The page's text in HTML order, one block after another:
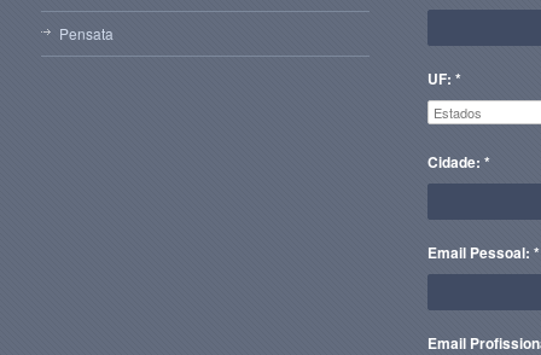
Pensata
UF: *
Cidade: *
Email Pessoal: *
Email